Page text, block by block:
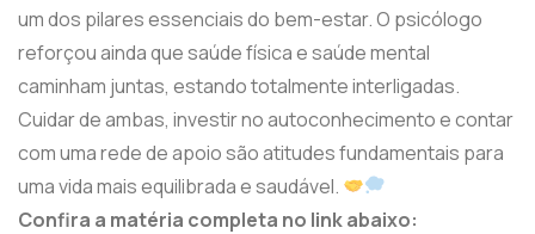
um dos pilares essenciais do bem-estar. O psicólogo
reforçou ainda que saúde física e saúde mental
caminham juntas, estando totalmente interligadas.
Cuidar de ambas, investir no autoconhecimento e contar
com uma rede de apoio são atitudes fundamentais para
uma vida mais equilibrada e saudável.
Confira a matéria completa no link abaixo: